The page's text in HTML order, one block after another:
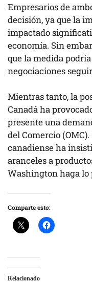
Empresarios de
decisión, ya que la
impactado
economía. Sin
que la medida
negociaciones
Mientras tanto, la
Canadá ha
presente una
del Comercio
canadiense ha
aranceles a
Washington haga lo
Comparte esto:
Relacionado